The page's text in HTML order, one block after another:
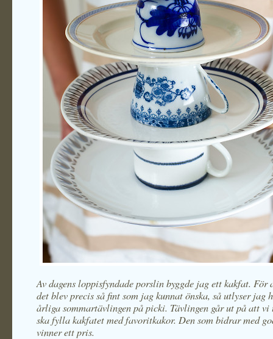
Av dagens loppisfyndade porslin byggde jag ett kakfat.
det blev precis så fint som jag kunnat önska, så utlyser jag
årliga sommartävlingen på picki. Tävlingen går ut på att
ska fylla kakfatet med favoritkakor. Den som bidrar med
vinner ett pris.